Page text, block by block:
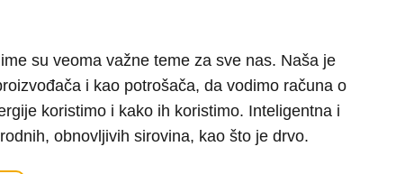
su veoma važne teme za sve nas. Naša je
i kao potrošača, da vodimo računa o
koristimo i kako ih koristimo. Inteligentna i
obnovljivih sirovina, kao što je drvo.